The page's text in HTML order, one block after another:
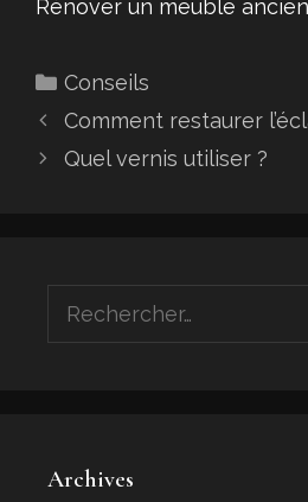
Rénover un meuble ancien
Catégories
Conseils
Comment restaurer
Quel vernis utiliser ?
Archives